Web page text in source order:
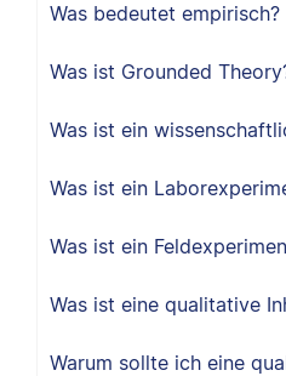
Was bedeutet empirisch?
Was ist Grounded
Was ist ein
Was ist ein
Was ist ein
Was ist eine qualitative
Warum sollte ich eine